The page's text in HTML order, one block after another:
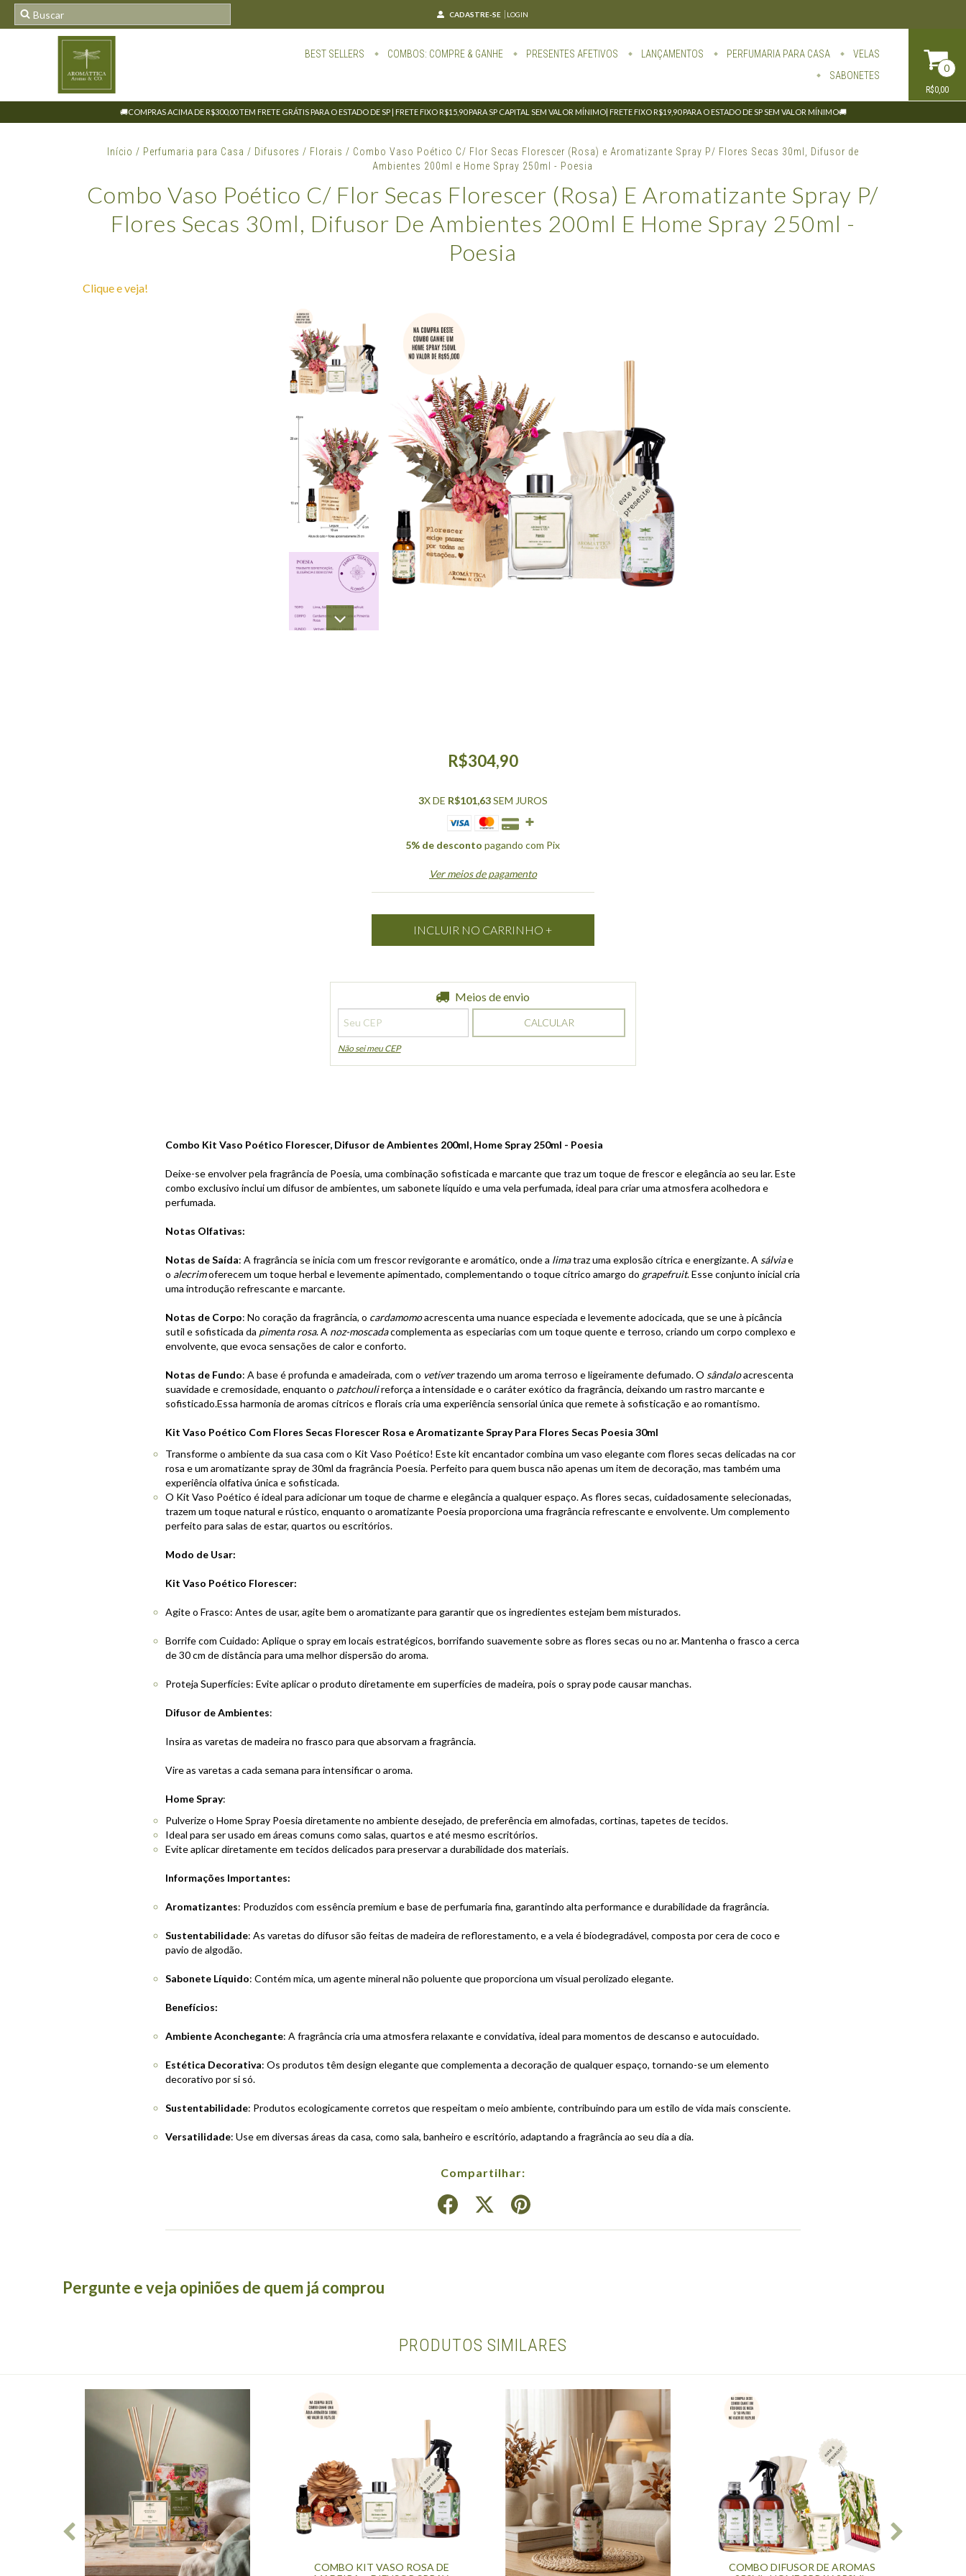
CADASTRE-SE LOGIN
BEST SELLERS COMBOS: COMPRE & GANHE PRESENTES AFETIVOS LANÇAMENTOS PERFUMARIA PARA CASA
VELAS
SABONETES
0
R$0,00
🚚COMPRAS ACIMA DE R$300,00 TEM FRETE GRÁTIS PARA O ESTADO DE SP | FRETE FIXO R$15,90 PARA SP CAPITAL SEM VALOR MÍNIMO| FRETE FIXO R$19,90 PARA O ESTADO DE SP SEM VALOR MÍNIMO🚚
Início / Perfumaria para Casa / Difusores / Florais / Combo Vaso Poético C/ Flor Secas Florescer (Rosa) e Aromatizante Spray P/ Flores Secas 30ml, Difusor de
Ambientes 200ml e Home Spray 250ml - Poesia
Combo Vaso Poético C/ Flor Secas Florescer (Rosa) E Aromatizante Spray P/
Flores Secas 30ml, Difusor De Ambientes 200ml E Home Spray 250ml -
Poesia
Clique e veja!
R$304,90
3X DE R$101,63SEM JUROS
5% de desconto pagando com Pix
Ver meios de pagamento
Meios de envio
CALCULAR
Não sei meu CEP
Combo Kit Vaso Poético Florescer, Difusor de Ambientes 200ml, Home Spray 250ml - Poesia
Deixe-se envolver pela fragrância de Poesia, uma combinação sofisticada e marcante que traz um toque de frescor e elegância ao seu lar. Este
combo exclusivo inclui um difusor de ambientes, um sabonete líquido e uma vela perfumada, ideal para criar uma atmosfera acolhedora e
perfumada.
Notas Olfativas:
Notas de Saída: A fragrância se inicia com um frescor revigorante e aromático, onde a limatraz uma explosão cítrica e energizante. A sálviae
o alecrimoferecem um toque herbal e levemente apimentado, complementando o toque cítrico amargo do grapefruit. Esse conjunto inicial cria
uma introdução refrescante e marcante.
Notas de Corpo: No coração da fragrância, o cardamomoacrescenta uma nuance especiada e levemente adocicada, que se une à picância
sutil e sofisticada da pimenta rosa. A noz-moscadacomplementa as especiarias com um toque quente e terroso, criando um corpo complexo e
envolvente, que evoca sensações de calor e conforto.
Notas de Fundo: A base é profunda e amadeirada, com o vetivertrazendo um aroma terroso e ligeiramente defumado. O sândaloacrescenta
suavidade e cremosidade, enquanto o patchoulireforça a intensidade e o caráter exótico da fragrância, deixando um rastro marcante e
sofisticado.Essa harmonia de aromas cítricos e florais cria uma experiência sensorial única que remete à sofisticação e ao romantismo.
Kit Vaso Poético Com Flores Secas Florescer Rosa e Aromatizante Spray Para Flores Secas Poesia 30ml
Transforme o ambiente da sua casa com o Kit Vaso Poético! Este kit encantador combina um vaso elegante com flores secas delicadas na cor
rosa e um aromatizante spray de 30ml da fragrância Poesia. Perfeito para quem busca não apenas um item de decoração, mas também uma
experiência olfativa única e sofisticada.
O Kit Vaso Poético é ideal para adicionar um toque de charme e elegância a qualquer espaço. As flores secas, cuidadosamente selecionadas,
trazem um toque natural e rústico, enquanto o aromatizante Poesia proporciona uma fragrância refrescante e envolvente. Um complemento
perfeito para salas de estar, quartos ou escritórios.
Modo de Usar:
Kit Vaso Poético Florescer:
Agite o Frasco: Antes de usar, agite bem o aromatizante para garantir que os ingredientes estejam bem misturados.
Borrife com Cuidado: Aplique o spray em locais estratégicos, borrifando suavemente sobre as flores secas ou no ar. Mantenha o frasco a cerca
de 30 cm de distância para uma melhor dispersão do aroma.
Proteja Superfícies: Evite aplicar o produto diretamente em superfícies de madeira, pois o spray pode causar manchas.
Difusor de Ambientes:
Insira as varetas de madeira no frasco para que absorvam a fragrância.
Vire as varetas a cada semana para intensificar o aroma.
Home Spray:
Pulverize o Home Spray Poesia diretamente no ambiente desejado, de preferência em almofadas, cortinas, tapetes de tecidos.
Ideal para ser usado em áreas comuns como salas, quartos e até mesmo escritórios.
Evite aplicar diretamente em tecidos delicados para preservar a durabilidade dos materiais.
Informações Importantes:
Aromatizantes: Produzidos com essência premium e base de perfumaria fina, garantindo alta performance e durabilidade da fragrância.
Sustentabilidade: As varetas do difusor são feitas de madeira de reflorestamento, e a vela é biodegradável, composta por cera de coco e
pavio de algodão.
Sabonete Líquido: Contém mica, um agente mineral não poluente que proporciona um visual perolizado elegante.
Benefícios:
Ambiente Aconchegante: A fragrância cria uma atmosfera relaxante e convidativa, ideal para momentos de descanso e autocuidado.
Estética Decorativa: Os produtos têm design elegante que complementa a decoração de qualquer espaço, tornando-se um elemento
decorativo por si só.
Sustentabilidade: Produtos ecologicamente corretos que respeitam o meio ambiente, contribuindo para um estilo de vida mais consciente.
Versatilidade: Use em diversas áreas da casa, como sala, banheiro e escritório, adaptando a fragrância ao seu dia a dia.
Compartilhar:
Pergunte e veja opiniões de quem já comprou
PRODUTOS SIMILARES
COMBO KIT VASO ROSA DE
COMBO DIFUSOR DE AROMAS